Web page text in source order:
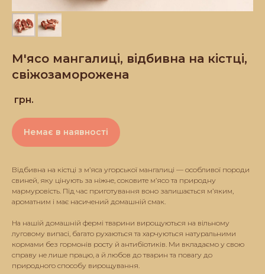
М'ясо мангалиці, відбивна на кістці,
свіжозаморожена
грн.
Немає в наявності
Відбивна на кістці з м’яса угорської мангалиці — особливої породи
свиней, яку цінують за ніжне, соковите м’ясо та природну
мармуровість. Під час приготування воно залишається м’яким,
ароматним і має насичений домашній смак.
На нашій домашній фермі тварини вирощуються на вільному
луговому випасі, багато рухаються та харчуються натуральними
кормами без гормонів росту й антибіотиків. Ми вкладаємо у свою
справу не лише працю, а й любов до тварин та повагу до
природного способу вирощування.